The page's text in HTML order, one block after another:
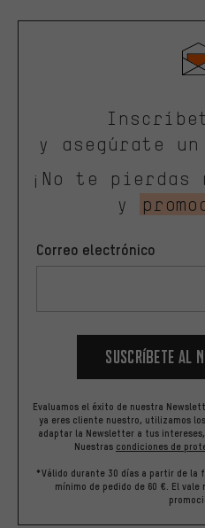
y asegúrate
¡No te pierdas
y
Correo electrónico
Suscríbete al
Evaluamos el éxito de nuestra
ya eres cliente nuestro, utilizamos
adaptar la Newsletter a tus
Nuestras condiciones de
*Válido durante 30 días a partir de la
mínimo de pedido de 60 €. El